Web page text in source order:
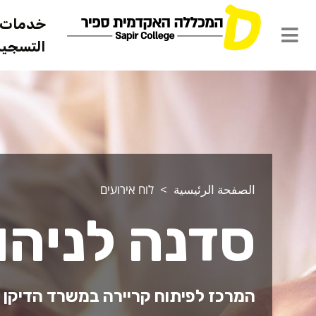
خدمات
الصفحة الرئيسية לוח אירועים
סדנה
המרכז לפיתוח קריירה במשרד הדיקן